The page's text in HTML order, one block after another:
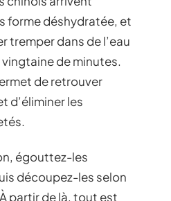
forme déshydratée, et
tremper dans de l’eau
de minutes.
de retrouver
d’éliminer les
égouttez-les
découpez-les selon
partir de là, tout est